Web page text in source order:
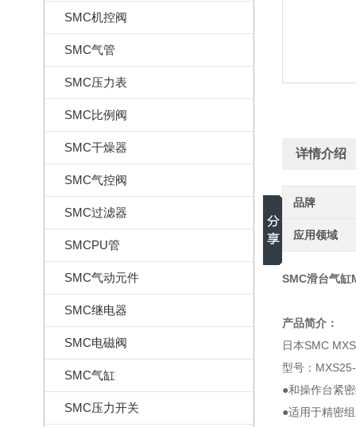
SMC机控阀
SMC气管
SMC压力表
SMC比例阀
SMC干燥器
SMC气控阀
SMC过滤器
SMCPU管
SMC气动元件
SMC继电器
SMC电磁阀
SMC气缸
SMC压力开关
详情介绍
品牌
应用领域
SMC滑台气缸
产品简介：
日本SMC
型号：
●和操作台紧
●适用于精密